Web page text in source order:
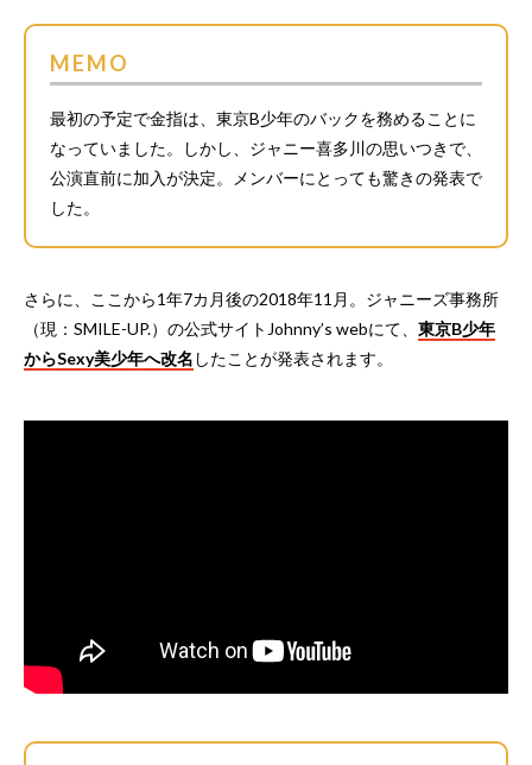
MEMO
最初の予定で金指は、東京B少年のバックを務めることに
なっていました。しかし、ジャニー喜多川の思いつきで、
公演直前に加入が決定。メンバーにとっても驚きの発表で
した。
さらに、ここから1年7カ月後の2018年11月。ジャニーズ事務所
（現：SMILE-UP.）の公式サイトJohnny’s webにて、 東京B少年
からSexy美少年へ改名 したことが発表されます。